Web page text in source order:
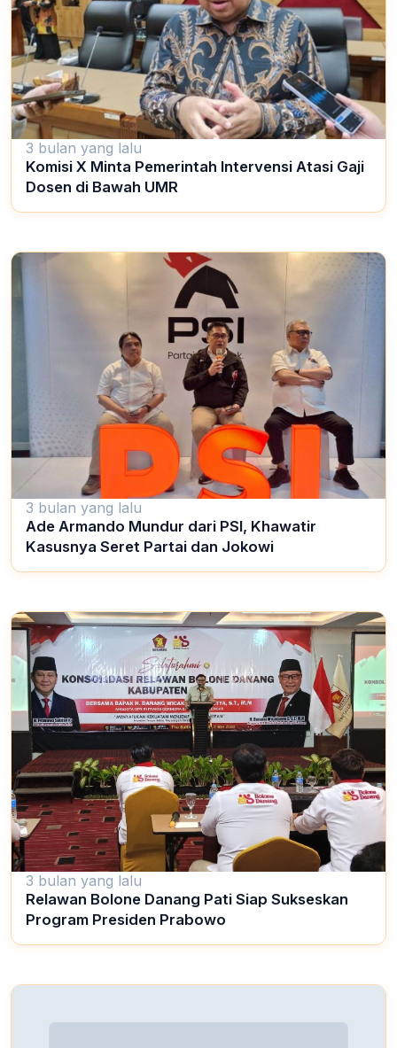
3 bulan yang lalu
Komisi X Minta Pemerintah Intervensi Atasi Gaji
Dosen di Bawah UMR
3 bulan yang lalu
Ade Armando Mundur dari PSI, Khawatir
Kasusnya Seret Partai dan Jokowi
3 bulan yang lalu
Relawan Bolone Danang Pati Siap Sukseskan
Program Presiden Prabowo